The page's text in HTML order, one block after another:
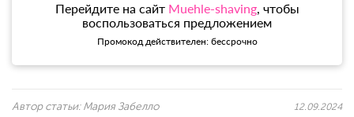
Перейдите на сайт Muehle-shaving, чтобы
воспользоваться предложением
Промокод действителен: бессрочно
Автор статьи: Мария Забелло
12.09.2024